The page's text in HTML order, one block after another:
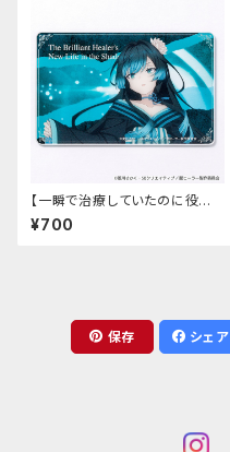
【一瞬で治療していたのに役立
たずと追放された天才治癒師、
闇ヒーラーとして楽しく生きる】
¥700
保存 シェア